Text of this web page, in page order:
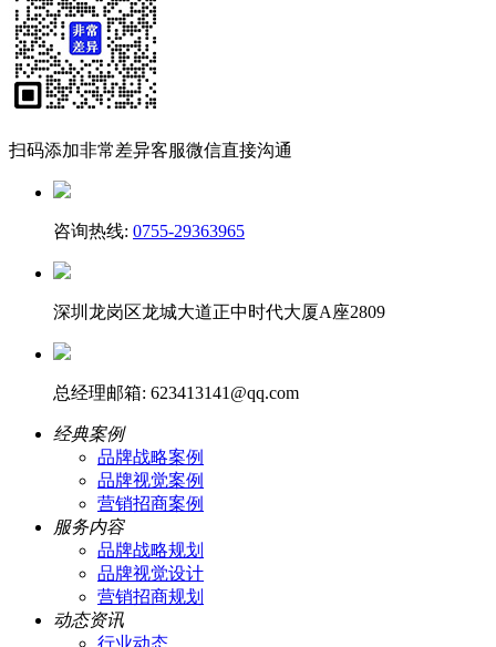
扫码添加非常差异客服微信直接沟通
咨询热线: 0755-29363965
深圳龙岗区龙城大道正中时代大厦A座2809
总经理邮箱: 623413141@qq.com
经典案例
品牌战略案例
品牌视觉案例
营销招商案例
服务内容
品牌战略规划
品牌视觉设计
营销招商规划
动态资讯